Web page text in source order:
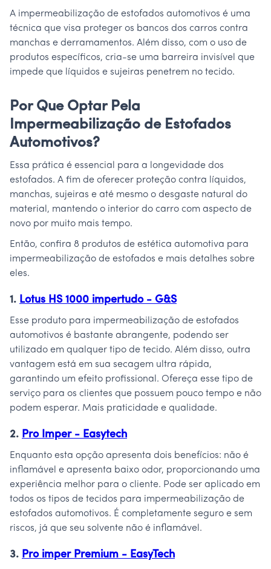
A impermeabilização de estofados automotivos é uma
técnica que visa proteger os bancos dos carros contra
manchas e derramamentos. Além disso, com o uso de
produtos específicos, cria-se uma barreira invisível que
impede que líquidos e sujeiras penetrem no tecido.
Por Que Optar Pela
Impermeabilização de Estofados
Automotivos?
Essa prática é essencial para a longevidade dos
estofados. A fim de oferecer proteção contra líquidos,
manchas, sujeiras e até mesmo o desgaste natural do
material, mantendo o interior do carro com aspecto de
novo por muito mais tempo.
Então, confira 8 produtos de estética automotiva para
impermeabilização de estofados e mais detalhes sobre
eles.
1. Lotus HS 1000 impertudo - G&S
Esse produto para impermeabilização de estofados
automotivos é bastante abrangente, podendo ser
utilizado em qualquer tipo de tecido. Além disso, outra
vantagem está em sua secagem ultra rápida,
garantindo um efeito profissional. Ofereça esse tipo de
serviço para os clientes que possuem pouco tempo e não
podem esperar. Mais praticidade e qualidade.
2. Pro Imper - Easytech
Enquanto esta opção apresenta dois benefícios: não é
inflamável e apresenta baixo odor, proporcionando uma
experiência melhor para o cliente. Pode ser aplicado em
todos os tipos de tecidos para impermeabilização de
estofados automotivos. É completamente seguro e sem
riscos, já que seu solvente não é inflamável.
3. Pro imper Premium - EasyTech